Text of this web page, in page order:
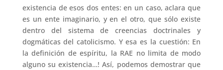
existencia de esos dos entes: en un caso, aclara que
es un ente imaginario, y en el otro, que sólo existe
dentro del sistema de creencias doctrinales y
dogmáticas del catolicismo. Y esa es la cuestión: En
la definición de espíritu, la RAE no limita de modo
alguno su existencia…! Así, podemos demostrar que